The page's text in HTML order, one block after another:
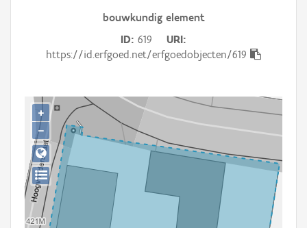
Gebeurtenis
Persoon of collectief
Downloads
Hergebruik
Aanmelden
bouwkundig element
ID 619
URI
https://id.erfgoed.net/erfgoedobjecten/619
+
−